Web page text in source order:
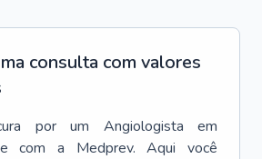
consulta com valores
por um Angiologista
em
com a Medprev. Aqui você